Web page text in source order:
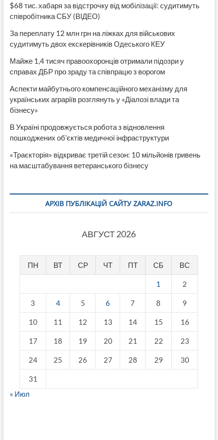
$68 тис. хабаря за відстрочку від мобілізації: судитимуть
співробітника СБУ (ВІДЕО)
За переплату 12 млн грн на ліжках для військових
судитимуть двох екскерівників Одеського КЕУ
Майже 1,4 тисяч правоохоронців отримали підозри у
справах ДБР про зраду та співпрацю з ворогом
Аспекти майбутнього компенсаційного механізму для
українських аграріїв розглянуть у «Діалозі влади та
бізнесу»
В Україні продовжується робота з відновлення
пошкоджених об’єктів медичної інфраструктури
«Траєкторія» відкриває третій сезон: 10 мільйонів гривень
на масштабування ветеранського бізнесу
АРХІВ ПУБЛІКАЦІЙ САЙТУ ZARAZ.INFO
АВГУСТ 2026
ПН ВТ СР ЧТ ПТ СБ ВС
1 2
3 4 5 6 7 8 9
10 11 12 13 14 15 16
17 18 19 20 21 22 23
24 25 26 27 28 29 30
31
« Июл